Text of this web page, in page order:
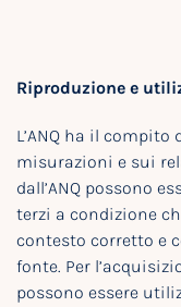
Riproduzione e
L’ANQ ha il
misurazioni e sui
dall’ANQ possono
terzi a condizione
contesto corretto e
fonte. Per
possono essere